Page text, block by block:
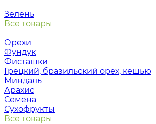
Зелень
Все товары
Орехи
Фундук
Фисташки
Грецкий, бразильский орех, кешью
Миндаль
Арахис
Семена
Сухофрукты
Все товары